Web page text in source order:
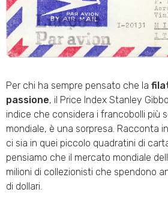
Per chi ha sempre pensato che la
passione, il Price Index Stanley
indice che considera i francobolli più
mondiale, è una sorpresa. Racconta
ci sia in quei piccolo quadratini di
pensiamo che il mercato mondiale
milioni di collezionisti che spendono
di dollari.